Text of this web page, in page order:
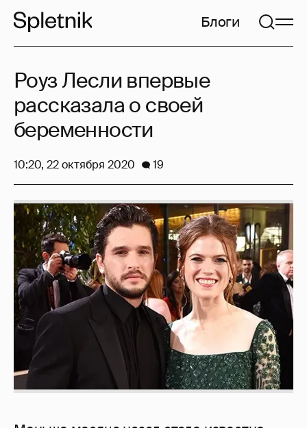
Блоги
Роуз Лесли впервые
рассказала о своей
беременности
10:20, 22 октября 2020 19